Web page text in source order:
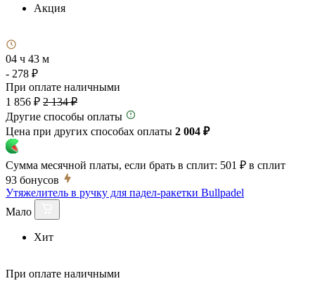
Акция
04 ч 43 м
- 278 ₽
При оплате наличными
1 856 ₽ 2 134 ₽
Другие способы оплаты
Цена при других способах оплаты 2 004 ₽
Сумма месячной платы, если брать в сплит: 501 ₽ в сплит
93 бонусов
Утяжелитель в ручку для падел-ракетки Bullpadel
Мало
Хит
При оплате наличными